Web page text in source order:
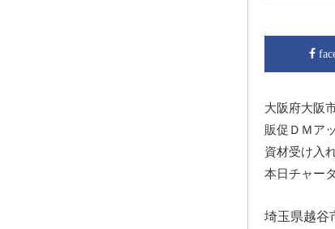
大阪府大阪
販促ＤＭア
資材受け入
本日チャー
埼玉県越谷